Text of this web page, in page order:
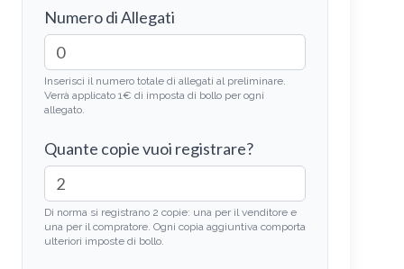
Numero di Allegati
Inserisci il numero totale di allegati al preliminare.
Verrà applicato 1€ di imposta di bollo per ogni
allegato.
Quante copie vuoi registrare?
Di norma si registrano 2 copie: una per il venditore e
una per il compratore. Ogni copia aggiuntiva comporta
ulteriori imposte di bollo.